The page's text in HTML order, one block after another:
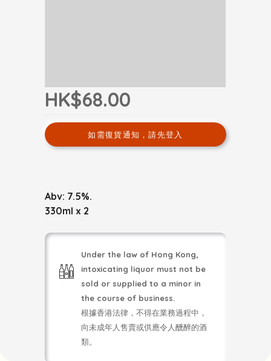
HK$68.00
如需復貨通知，請先登入
Abv: 7.5%.
330ml x 2
Under the law of Hong Kong,
intoxicating liquor must not be
sold or supplied to a minor in
the course of business.
根據香港法律，不得在業務過程中，
向未成年人售賣或供應令人醺醉的酒
類。